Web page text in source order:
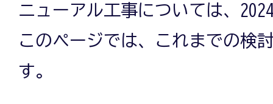
ニューアル工事については、
このページでは、これまでの検
す。